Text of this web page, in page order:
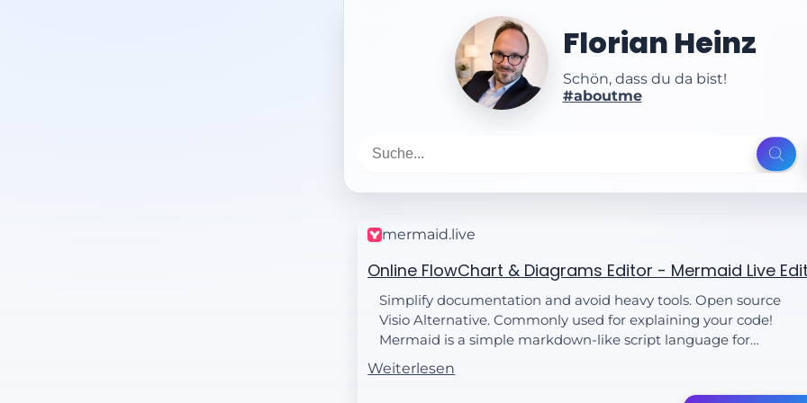
Florian Heinz
Schön, dass du da bist!
#aboutme
mermaid.live
Online FlowChart & Diagrams Editor - Mermaid Live
Simplify documentation and avoid heavy tools. Open source
Visio Alternative. Commonly used for explaining your code!
Mermaid is a simple markdown-like script language for
generating charts from text via javascript.
Weiterlesen